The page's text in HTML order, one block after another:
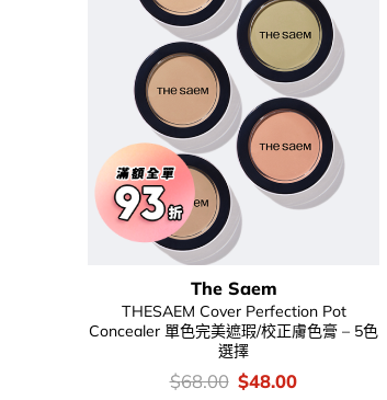
The Saem
THESAEM Cover Perfection Pot
Concealer 單色完美遮瑕/校正膚色膏 – 5色
選擇
價
$68.00 Original
$48.00Current